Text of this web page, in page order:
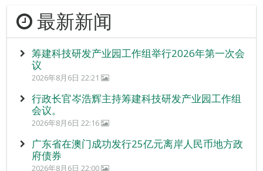
最新新闻
筹建科技研发产业园工作组举行2026年第一次会
议
2026年8月6日 22:21
行政长官岑浩辉主持筹建科技研发产业园工作组
会议。
2026年8月6日 22:16
广东省在澳门成功发行25亿元离岸人民币地方政
府债券
2026年8月6日 22:00